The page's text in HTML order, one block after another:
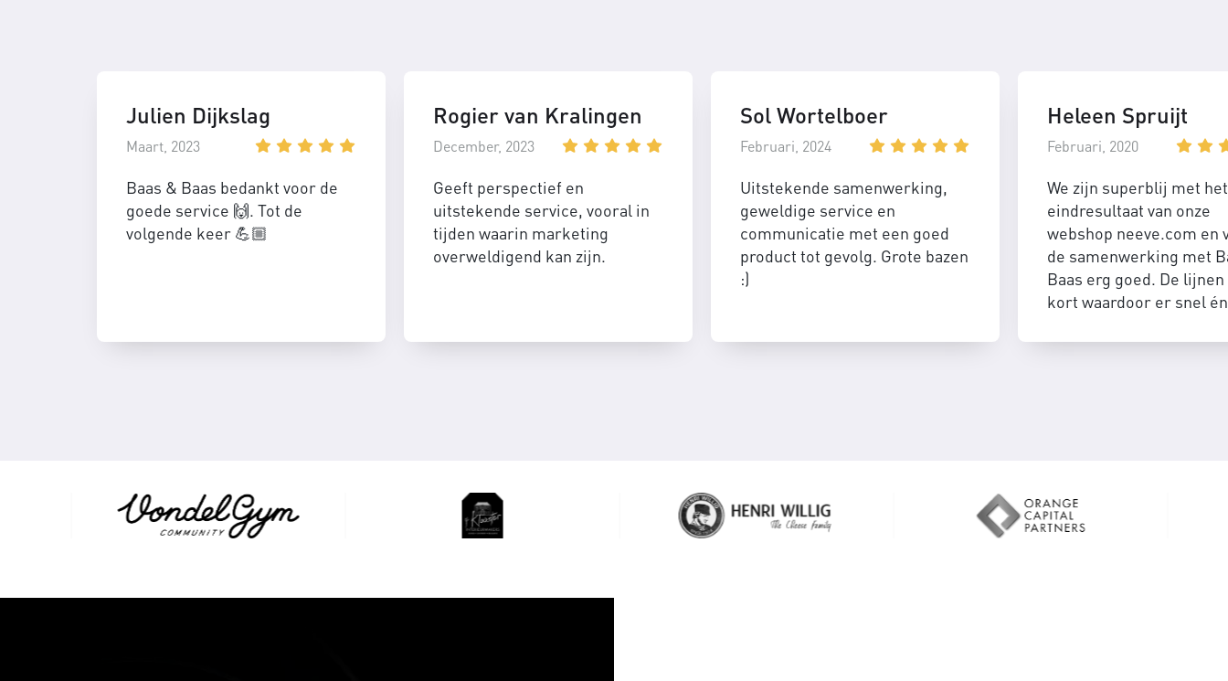
Julien Dijkslag
Maart, 2023
Baas & Baas bedankt voor de
goede service 🙌. Tot de
volgende keer 💪🏼
Rogier van Kralingen
December, 2023
Geeft perspectief en
uitstekende service, vooral in
tijden waarin marketing
overweldigend kan zijn.
Sol Wortelboer
Februari, 2024
Uitstekende samenwerking,
geweldige service en
communicatie met een goed
product tot gevolg. Grote bazen
:)
Heleen Spruijt
Februari, 2020
We zijn superblij met het
eindresultaat van onze
webshop neeve.com en
de samenwerking met
Baas erg goed. De
kort waardoor er snel én
worden.